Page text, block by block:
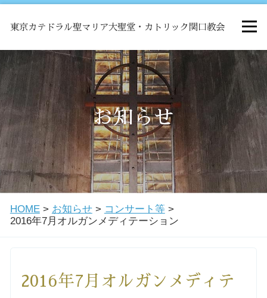
東京カテドラル聖マリア大聖堂・カトリック関口教会
HOME
ミサ
お知らせ
関口教会について
教会学校・中高生会
洗礼を希望される方
お知らせ
HOME> お知らせ> コンサート等>
2016年7月オルガンメディテーション
2016年7月オルガンメディテ